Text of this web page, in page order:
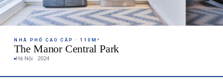
NHÀ PHỐ CAO CẤP · 110M²
The Manor Central Park
Hà Nội · 2024